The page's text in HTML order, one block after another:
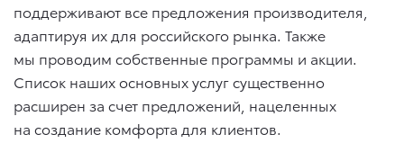
поддерживают все предложения производителя,
адаптируя их для российского рынка. Также
мы проводим собственные программы и акции.
Список наших основных услуг существенно
расширен за счет предложений, нацеленных
на создание комфорта для клиентов.